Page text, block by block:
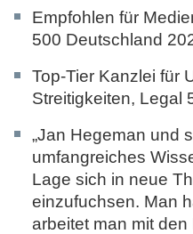
Empfohlen für
500 Deutschland
Top-Tier Kanzlei für
Streitigkeiten, Legal
„Jan Hegeman und
umfangreiches
Lage sich in neue
einzufuchsen. Man
arbeitet man mit